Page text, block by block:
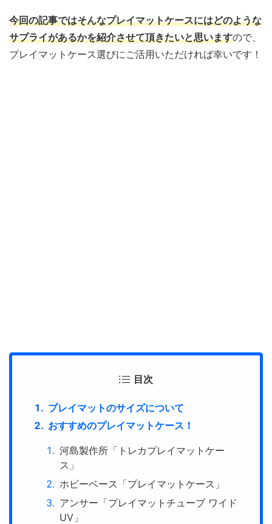
今回の記事ではそんなプレイマットケースにはどのような
サプライがあるかを紹介させて頂きたいと思いますので、
プレイマットケース選びにご活用いただければ幸いです！
目次
プレイマットのサイズについて
おすすめのプレイマットケース！
河島製作所「トレカプレイマットケー
ス」
ホビーベース「プレイマットケース」
アンサー「プレイマットチューブ ワイド
UV」